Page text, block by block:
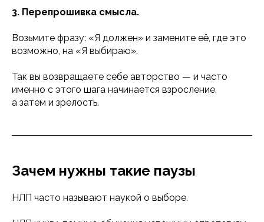
3. Перепрошивка смысла.
Возьмите фразу: «Я должен» и замените её, где это
возможно, на «Я выбираю».
Так вы возвращаете себе авторство — и часто
именно с этого шага начинается взросление,
а затем и зрелость.
Зачем нужны такие паузы
НЛП часто называют наукой о выборе.